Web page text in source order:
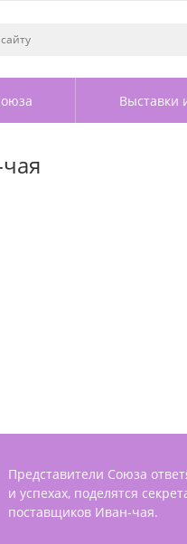
Выставки
Представители Союза
и успехах, поделятся
поставщиков Иван-чая.